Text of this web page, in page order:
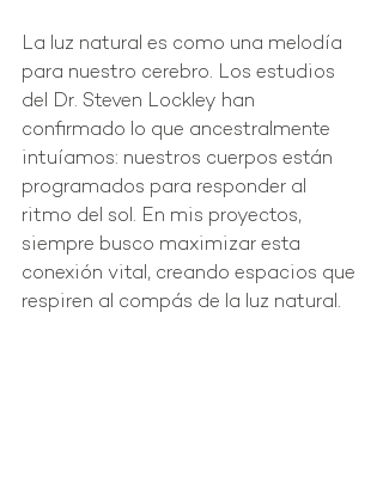
La luz natural es como una melodía
para nuestro cerebro. Los estudios
del Dr. Steven Lockley han
confirmado lo que ancestralmente
intuíamos: nuestros cuerpos están
programados para responder al
ritmo del sol. En mis proyectos,
siempre busco maximizar esta
conexión vital, creando espacios que
respiren al compás de la luz natural.